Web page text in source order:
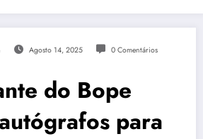
Agosto 14, 2025 0 Comentários
do Bope
para